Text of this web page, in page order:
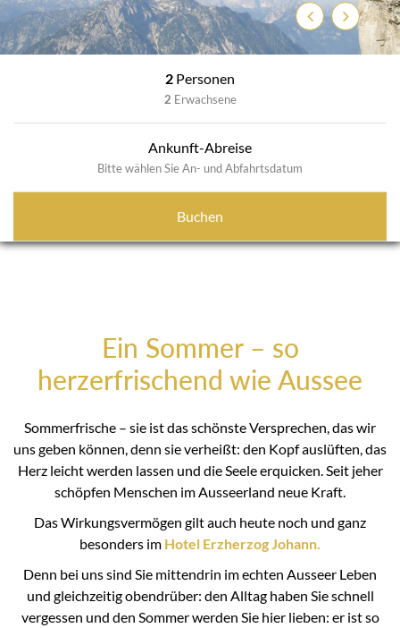
ZurückWeiter
2 Personen
2 Erwachsene
Ankunft-Abreise
Bitte wählen Sie An- und Abfahrtsdatum
Buchen
Ein Sommer – so
herzerfrischend wie Aussee
Sommerfrische – sie ist das schönste Versprechen, das wir
uns geben können, denn sie verheißt: den Kopf auslüften, das
Herz leicht werden lassen und die Seele erquicken. Seit jeher
schöpfen Menschen im Ausseerland neue Kraft.
Das Wirkungsvermögen gilt auch heute noch und ganz
besonders im Hotel Erzherzog Johann.
Denn bei uns sind Sie mittendrin im echten Ausseer Leben
und gleichzeitig obendrüber: den Alltag haben Sie schnell
vergessen und den Sommer werden Sie hier lieben: er ist so